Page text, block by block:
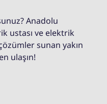
Anadolu
ustası ve elektrik
sunan yakın
ulaşın!